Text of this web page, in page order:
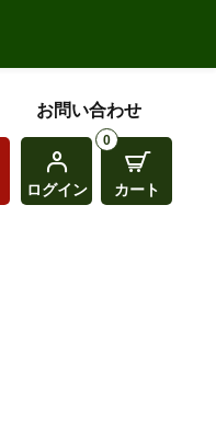
お問い合わせ
ログイン
0
カート